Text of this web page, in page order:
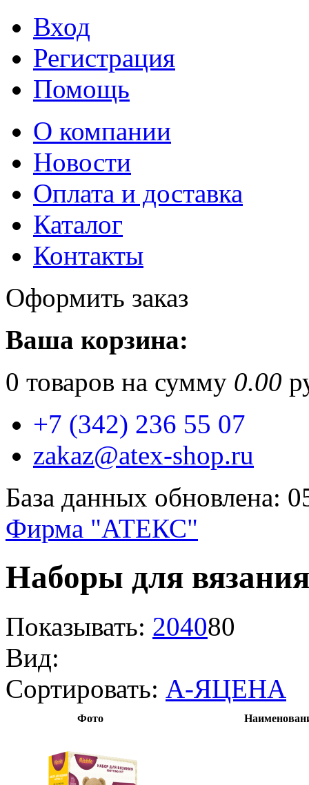
Вход
Регистрация
Помощь
О компании
Новости
Оплата и доставка
Каталог
Контакты
Оформить заказ
Ваша корзина:
0 товаров на сумму 0.00
+7 (342) 236 55 07
zakaz@atex-shop.ru
База данных обновлена:
Фирма "АТЕКС"
Наборы для вязания
Показывать: 204080
Вид:
Сортировать: А-ЯЦЕНА
Фото